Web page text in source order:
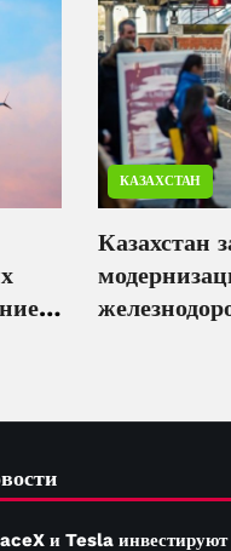
КАЗАХСТАН
Казахстан
и Tesla